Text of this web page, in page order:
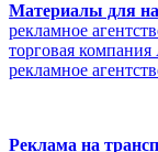
Материалы для
рекламное
торговая
рекламное
Реклама на